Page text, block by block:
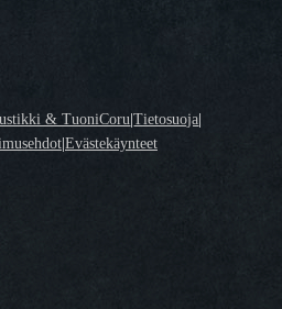
& TuoniCoru|Tietosuoja|
|Evästekäynteet